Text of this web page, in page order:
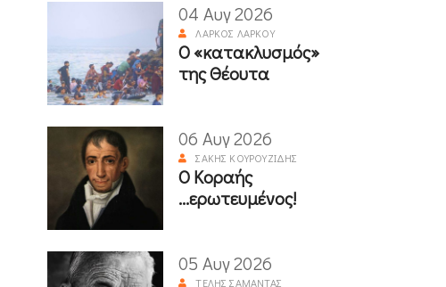
04 Αυγ 2026
ΛΆΡΚΟΣ ΛΆΡΚΟΥ
Ο «κατακλυσμός»
της Θέουτα
06 Αυγ 2026
ΣΆΚΗΣ ΚΟΥΡΟΥΖΊΔΗΣ
Ο Κοραής
...ερωτευμένος!
05 Αυγ 2026
ΤΈΛΗΣ ΣΑΜΑΝΤΆΣ